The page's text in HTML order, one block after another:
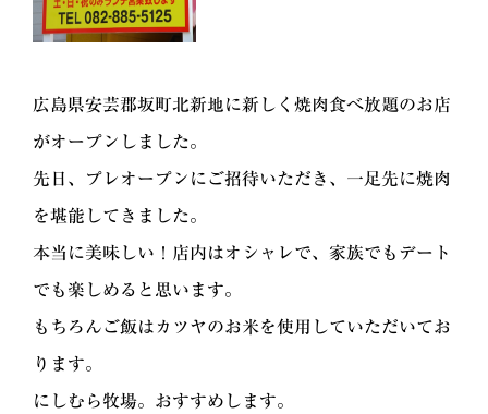
広島県安芸郡坂町北新地に新しく焼肉食べ放題のお店
がオープンしました。
先日、プレオープンにご招待いただき、一足先に焼肉
を堪能してきました。
本当に美味しい！店内はオシャレで、家族でもデート
でも楽しめると思います。
もちろんご飯はカツヤのお米を使用していただいてお
ります。
にしむら牧場。おすすめします。